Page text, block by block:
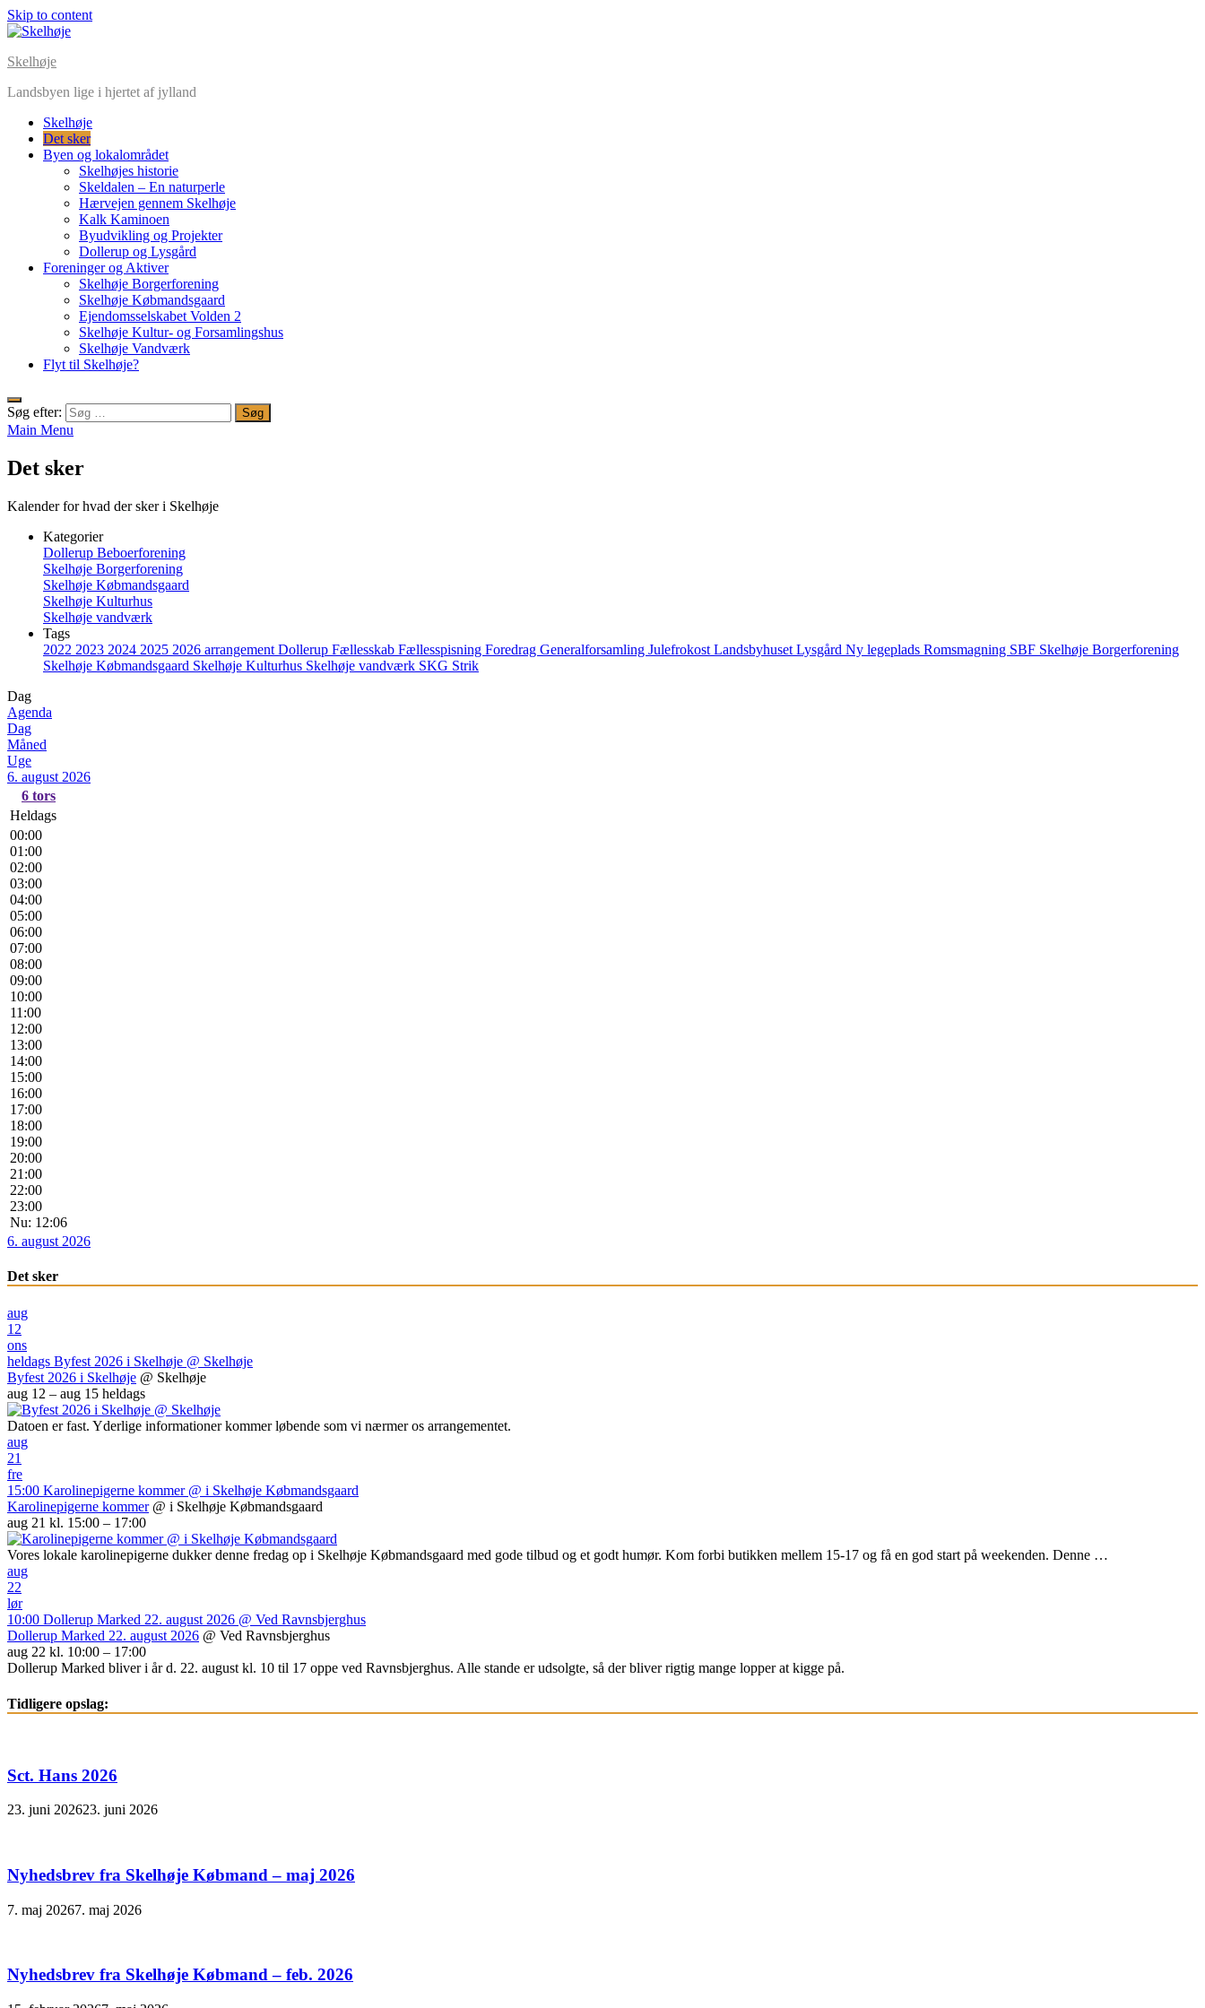
Skip to content
Skelhøje
Landsbyen lige i hjertet af jylland
Skelhøje
Det sker
Byen og lokalområdet
Skelhøjes historie
Skeldalen – En naturperle
Hærvejen gennem Skelhøje
Kalk Kaminoen
Byudvikling og Projekter
Dollerup og Lysgård
Foreninger og Aktiver
Skelhøje Borgerforening
Skelhøje Købmandsgaard
Ejendomsselskabet Volden 2
Skelhøje Kultur- og Forsamlingshus
Skelhøje Vandværk
Flyt til Skelhøje?
Søg efter:
Main Menu
Det sker
Kalender for hvad der sker i Skelhøje
Kategorier
Dollerup Beboerforening
Skelhøje Borgerforening
Skelhøje Købmandsgaard
Skelhøje Kulturhus
Skelhøje vandværk
Tags
2022 2023 2024 2025 2026 arrangement Dollerup Fællesskab Fællesspisning Foredrag Generalforsamling Julefrokost Landsbyhuset Lysgård Ny legeplads Romsmagning SBF Skelhøje Borgerforening
Skelhøje Købmandsgaard Skelhøje Kulturhus Skelhøje vandværk SKG Strik
Dag
Agenda
Dag
Måned
Uge
6. august 2026
6 tors
Heldags
00:00
01:00
02:00
03:00
04:00
05:00
06:00
07:00
08:00
09:00
10:00
11:00
12:00
13:00
14:00
15:00
16:00
17:00
18:00
19:00
20:00
21:00
22:00
23:00
Nu: 12:06
6. august 2026
Det sker
aug
12
ons
heldags Byfest 2026 i Skelhøje @ Skelhøje
Byfest 2026 i Skelhøje @ Skelhøje
aug 12 – aug 15 heldags
Datoen er fast. Yderlige informationer kommer løbende som vi nærmer os arrangementet.
aug
21
fre
15:00 Karolinepigerne kommer @ i Skelhøje Købmandsgaard
Karolinepigerne kommer @ i Skelhøje Købmandsgaard
aug 21 kl. 15:00 – 17:00
Vores lokale karolinepigerne dukker denne fredag op i Skelhøje Købmandsgaard med gode tilbud og et godt humør. Kom forbi butikken mellem 15-17 og få en god start på weekenden. Denne …
aug
22
lør
10:00 Dollerup Marked 22. august 2026 @ Ved Ravnsbjerghus
Dollerup Marked 22. august 2026 @ Ved Ravnsbjerghus
aug 22 kl. 10:00 – 17:00
Dollerup Marked bliver i år d. 22. august kl. 10 til 17 oppe ved Ravnsbjerghus. Alle stande er udsolgte, så der bliver rigtig mange lopper at kigge på.
Tidligere opslag:
Sct. Hans 2026
23. juni 202623. juni 2026
Nyhedsbrev fra Skelhøje Købmand – maj 2026
7. maj 20267. maj 2026
Nyhedsbrev fra Skelhøje Købmand – feb. 2026